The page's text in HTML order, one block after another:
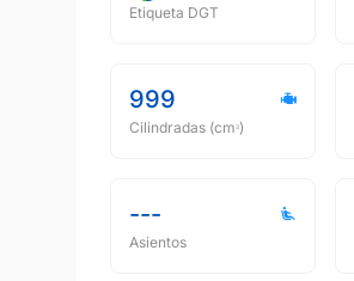
Etiqueta DGT
999
Cilindradas (cmᵌ)
---
Asientos